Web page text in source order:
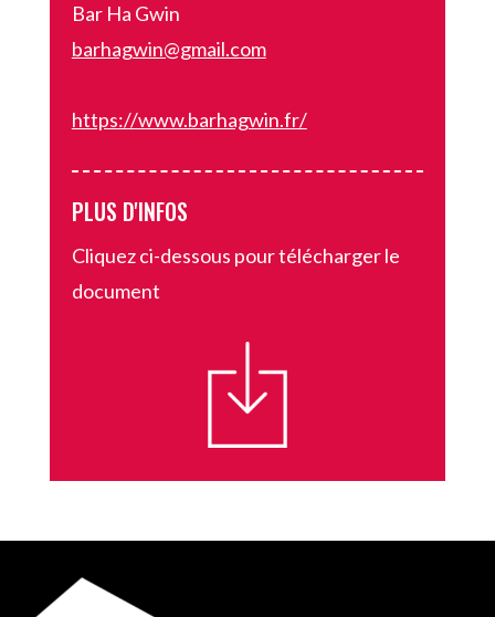
Bar Ha Gwin
barhagwin@gmail.com
https://www.barhagwin.fr/
PLUS D'INFOS
Cliquez ci-dessous pour télécharger le
document